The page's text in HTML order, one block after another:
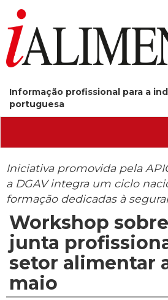
Informação profissional para a
portuguesa
Iniciativa promovida pela
a DGAV integra um ciclo
formação dedicadas à
Workshop sobre
junta
setor alimentar
maio